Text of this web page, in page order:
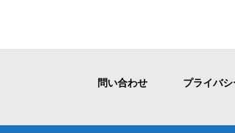
問い合わせ プライバ